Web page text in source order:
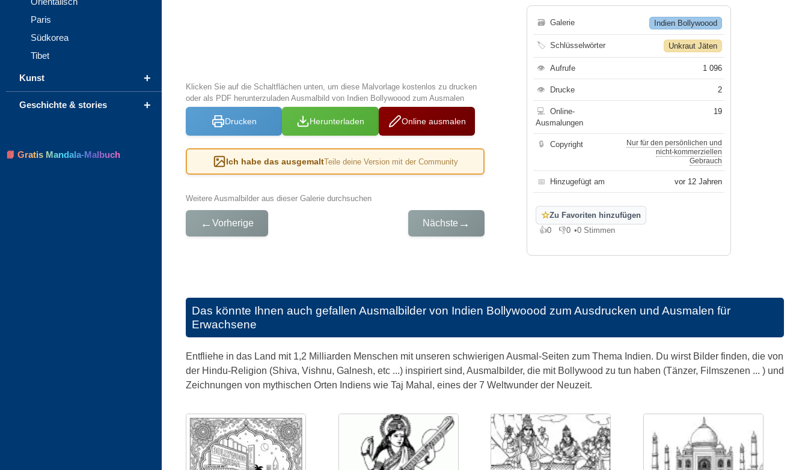
Klicken Sie auf die Schaltflächen unten, um diese Malvorlage kostenlos zu drucken
oder als PDF herunterzuladen Ausmalbild von Indien Bollywoood zum Ausmalen
Drucken Herunterladen Online ausmalen
Ich habe das ausgemaltTeile deine Version mit der Community
Weitere Ausmalbilder aus dieser Galerie durchsuchen
← Vorherige Nächste →
🗃 Galerie Indien Bollywoood
🏷 Schlüsselwörter Unkraut Jäten
👁 Aufrufe 1 096
👁 Drucke 2
💻
Online-
Ausmalungen
19
🔒 Copyright
Nur für den persönlichen und
nicht-kommerziellen
Gebrauch
📅 Hinzugefügt am vor 12 Jahren
☆Zu Favoriten hinzufügen
👍0
Gefällt mir
👎0
Gefällt mir nicht
•0 Stimmen
Das könnte Ihnen auch gefallen Ausmalbilder von Indien Bollywoood zum Ausdrucken und Ausmalen für
Erwachsene
Entfliehe in das Land mit 1,2 Milliarden Menschen mit unseren schwierigen Ausmal-Seiten zum Thema Indien. Du wirst Bilder finden, die von
der Hindu-Religion (Shiva, Vishnu, Galnesh, etc ...) inspiriert sind, Ausmalbilder, die mit Bollywood zu tun haben (Tänzer, Filmszenen ... ) und
Zeichnungen von mythischen Orten Indiens wie Taj Mahal, eines der 7 Weltwunder der Neuzeit.
Paris
Südkorea
Tibet
+
Kunst
+
Geschichte & stories
📘 Gratis Mandala-Malbuch